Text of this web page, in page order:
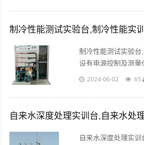
制冷性能测试实验台,制冷性能实
制冷性能测试实验
设有电源控制及测
四个带刹车的万向轮
2024-06-02 65
自来水深度处理实训台,自来水处
自来水深度处理实